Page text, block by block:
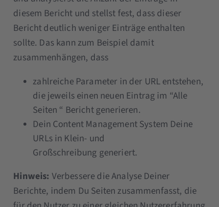
diesem Bericht und stellst fest, dass dieser
Bericht deutlich weniger Einträge enthalten
sollte. Das kann zum Beispiel damit
zusammenhängen, dass
zahlreiche Parameter in der URL entstehen,
die jeweils einen neuen Eintrag im “Alle
Seiten “ Bericht generieren.
Dein Content Management System Deine
URLs in Klein- und
Großschreibung generiert.
Hinweis: Verbessere die Analyse Deiner
Berichte, indem Du Seiten zusammenfasst, die